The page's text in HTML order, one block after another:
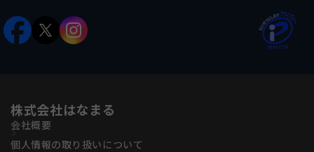
株式会社はなまる
会社概要
個人情報の取り扱いについて